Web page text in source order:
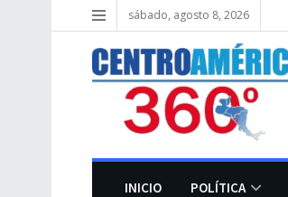
sábado, agosto 8, 2026
INICIO POLÍTICA